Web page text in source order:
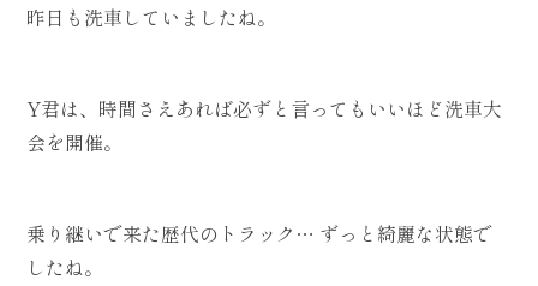
昨日も洗車していましたね。
Y君は、時間さえあれば必ずと言ってもいいほど洗車大
会を開催。
乗り継いで来た歴代のトラック… ずっと綺麗な状態で
したね。